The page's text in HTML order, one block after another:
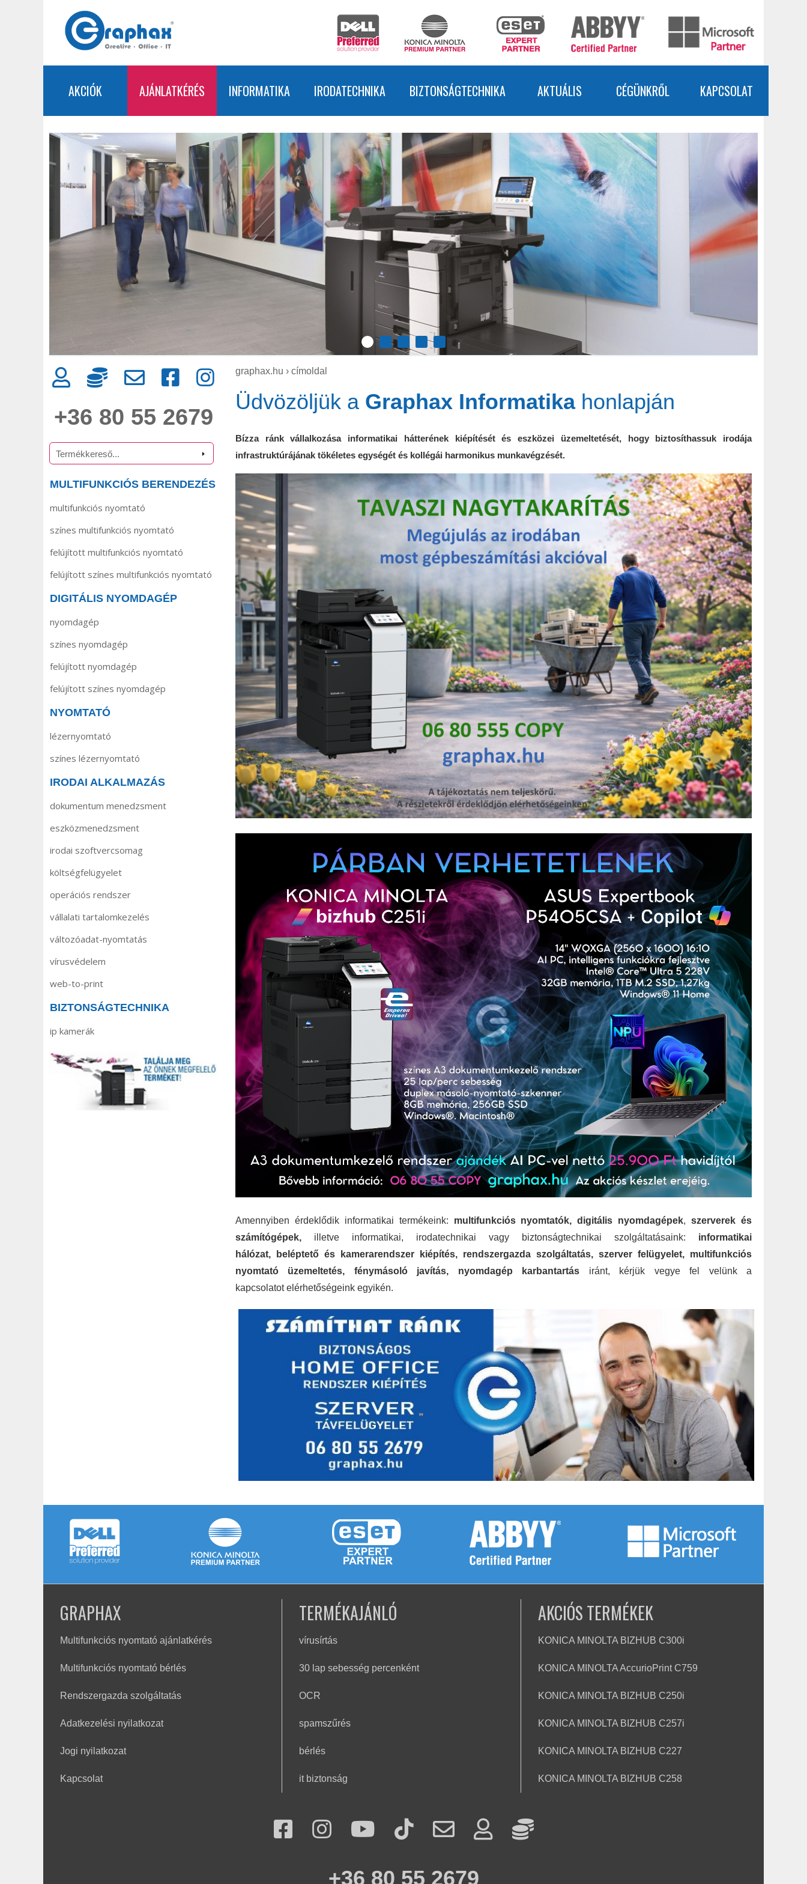
AKCIÓK AJÁNLATKÉRÉS INFORMATIKA IRODATECHNIKA BIZTONSÁGTECHNIKA AKTUÁLIS CÉGÜNKRŐL KAPCSOLAT
+36 80 55 2679
MULTIFUNKCIÓS BERENDEZÉS
multifunkciós nyomtató
színes multifunkciós nyomtató
felújított multifunkciós nyomtató
felújított színes multifunkciós nyomtató
DIGITÁLIS NYOMDAGÉP
nyomdagép
színes nyomdagép
felújított nyomdagép
felújított színes nyomdagép
NYOMTATÓ
lézernyomtató
színes lézernyomtató
IRODAI ALKALMAZÁS
dokumentum menedzsment
eszközmenedzsment
irodai szoftvercsomag
költségfelügyelet
operációs rendszer
vállalati tartalomkezelés
változóadat-nyomtatás
vírusvédelem
web-to-print
BIZTONSÁGTECHNIKA
ip kamerák
graphax.hu › címoldal
Üdvözöljük a Graphax Informatikahonlapján
Bízza ránk vállalkozása informatikai hátterének kiépítését és eszközei üzemeltetését, hogy biztosíthassuk irodája
infrastruktúrájának tökéletes egységét és kollégái harmonikus munkavégzését.
Amennyiben érdeklődik informatikai termékeink: multifunkciós nyomtatók, digitális nyomdagépek,szerverek és
számítógépek, illetve informatikai, irodatechnikai vagy biztonságtechnikai szolgáltatásaink: informatikai
hálózat, beléptető és kamerarendszer kiépítés, rendszergazda szolgáltatás, szerver felügyelet, multifunkciós
nyomtató üzemeltetés, fénymásoló javítás, nyomdagép karbantartás iránt, kérjük vegye fel velünk a
kapcsolatot elérhetőségeink egyikén.
GRAPHAX
Multifunkciós nyomtató ajánlatkérés
Multifunkciós nyomtató bérlés
Rendszergazda szolgáltatás
Adatkezelési nyilatkozat
Jogi nyilatkozat
Kapcsolat
TERMÉKAJÁNLÓ
vírusírtás
30 lap sebesség percenként
OCR
spamszűrés
bérlés
it biztonság
AKCIÓS TERMÉKEK
KONICA MINOLTA BIZHUB C300i
KONICA MINOLTA AccurioPrint C759
KONICA MINOLTA BIZHUB C250i
KONICA MINOLTA BIZHUB C257i
KONICA MINOLTA BIZHUB C227
KONICA MINOLTA BIZHUB C258
+36 80 55 2679